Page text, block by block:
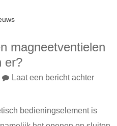
magneetventielen
er?
Laat een bericht achter
bedieningselement is